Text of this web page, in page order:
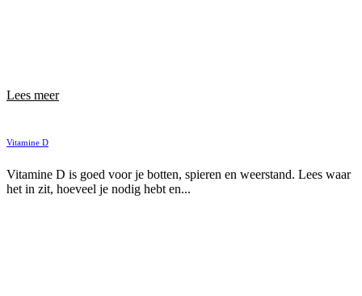
Lees meer
Vitamine D
Vitamine D is goed voor je botten, spieren en weerstand. Lees waar
het in zit, hoeveel je nodig hebt en...